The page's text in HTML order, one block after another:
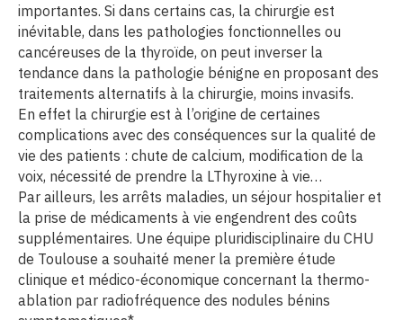
importantes. Si dans certains cas, la chirurgie est
inévitable, dans les pathologies fonctionnelles ou
cancéreuses de la thyroïde, on peut inverser la
tendance dans la pathologie bénigne en proposant des
traitements alternatifs à la chirurgie, moins invasifs.
En effet la chirurgie est à l’origine de certaines
complications avec des conséquences sur la qualité de
vie des patients : chute de calcium, modification de la
voix, nécessité de prendre la LThyroxine à vie…
Par ailleurs, les arrêts maladies, un séjour hospitalier et
la prise de médicaments à vie engendrent des coûts
supplémentaires. Une équipe pluridisciplinaire du CHU
de Toulouse a souhaité mener la première étude
clinique et médico-économique concernant la thermo-
ablation par radiofréquence des nodules bénins